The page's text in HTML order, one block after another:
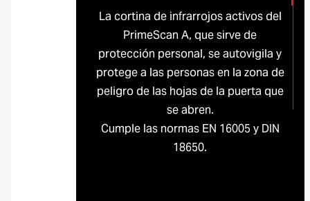
La cortina de infrarrojos activos del
PrimeScan A, que sirve de
protección personal, se autovigila y
protege a las personas en la zona de
peligro de las hojas de la puerta que
se abren.
Cumple las normas EN 16005 y DIN
18650.